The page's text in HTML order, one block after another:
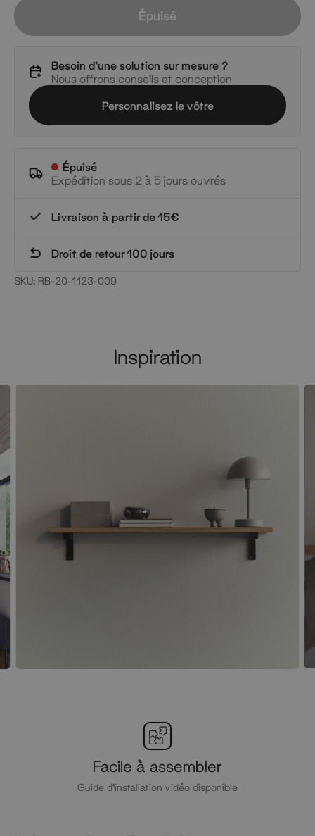
Épuisé
Besoin d'une solution sur mesure ?
Nous offrons conseils et conception
Personnalisez le vôtre
Épuisé
Expédition sous 2 à 5 jours ouvrés
Livraison à partir de 15€
Droit de retour 100 jours
SKU: RB-20-1123-009
Inspiration
Facile à assembler
Guide d'installation vidéo disponible